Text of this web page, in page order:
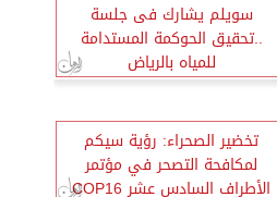
سويلم يشارك فى جلسة
..تحقيق الحوكمة المستدامة
للمياه بالرياض
تخضير الصحراء: رؤية سيكم
لمكافحة التصحر في مؤتمر
الأطراف السادس عشر COP16